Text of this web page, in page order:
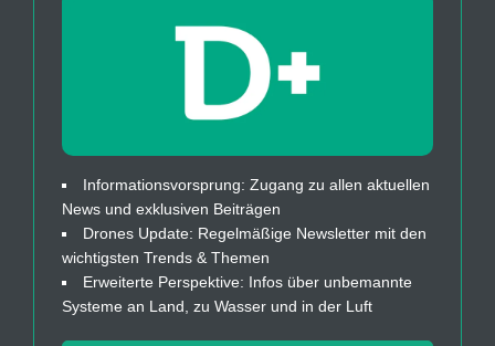
Informationsvorsprung: Zugang zu allen aktuellen
News und exklusiven Beiträgen
Drones Update: Regelmäßige Newsletter mit den
wichtigsten Trends & Themen
Erweiterte Perspektive: Infos über unbemannte
Systeme an Land, zu Wasser und in der Luft